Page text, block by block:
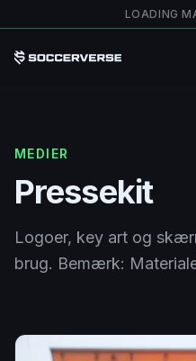
Spring til hovedindhold
LOADING
MEDIER
Pressekit
Logoer, key art og
brug. Bemærk: